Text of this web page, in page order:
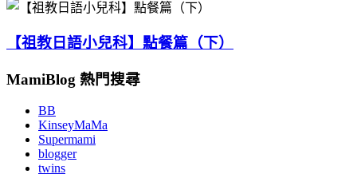
【祖教日語小兒科】點餐篇（下）
MamiBlog 熱門搜尋
BB
KinseyMaMa
Supermami
blogger
twins